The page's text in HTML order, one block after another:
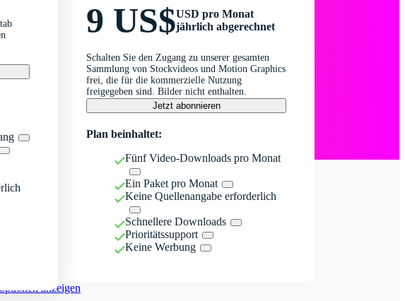
9 US$USD pro Monat
jährlich abgerechnet
Schalten Sie den Zugang zu unserer gesamten
Sammlung von Stockvideos und Motion Graphics
frei, die für die kommerzielle Nutzung
freigegeben sind. Bilder nicht enthalten.
Jetzt abonnieren
Plan beinhaltet:
Fünf Video-Downloads pro Monat
Ein Paket pro Monat
Keine Quellenangabe erforderlich
Schnellere Downloads
Prioritätssupport
Keine Werbung
anzeigen